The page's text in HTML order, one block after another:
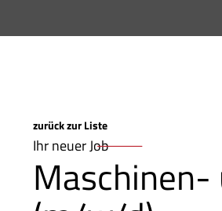
zurück zur Liste
Ihr neuer Job